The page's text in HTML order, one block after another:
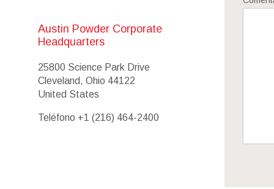
Austin Powder Corporate
Headquarters
25800 Science Park Drive
Cleveland, Ohio 44122
United States
Teléfono +1 (216) 464-2400